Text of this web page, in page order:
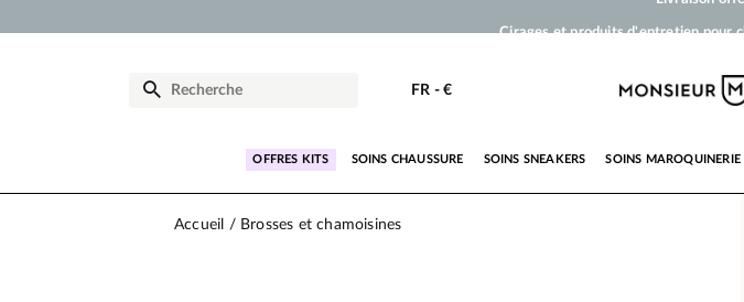
Paiement en 3x 4x par
FR - €
OFFRES KITS SOINS CHAUSSURE SOINS SNEAKERS SOINS MAROQUINERIE
Accueil Brosses et chamoisines